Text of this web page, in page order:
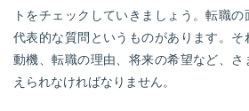
トをチェックしていきましょう。転職
代表的な質問というものがあります。そ
動機、転職の理由、将来の希望など、
えられなければなりません。